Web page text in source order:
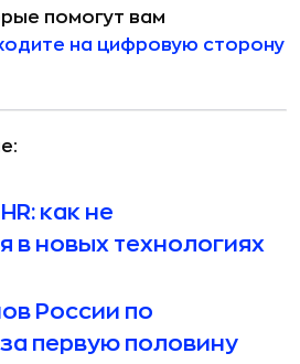
помогут вам
на цифровую сторону
как не
в новых технологиях
России по
первую половину